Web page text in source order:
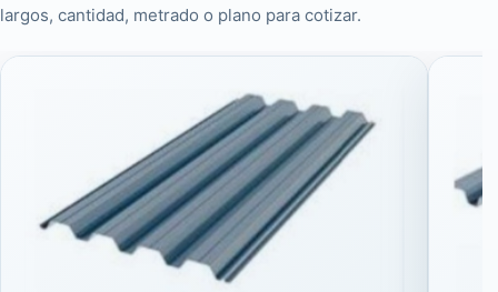
largos, cantidad, metrado o plano para cotizar.